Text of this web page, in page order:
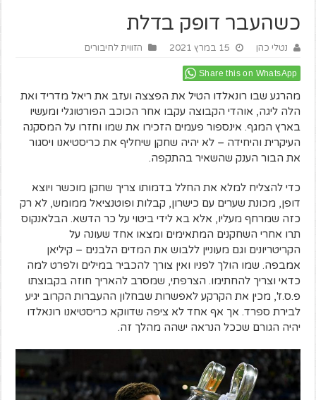
כשהעבר דופק בדלת
נטלי כהן 15 במרץ 2021 הזווית לחיבורים
Share this on WhatsApp
מהרגע שבו רונאלדו הטיל את הפצצה ועזב את ריאל מדריד ואת
הלה ליגה, אוהדי הקבוצה עקבו אחר הכוכב הפורטוגלי ומעשיו
בארץ המגף. אינספור פעמים הזכירו את שמו וחזרו על המסקנה
העיקרית והיחידה – לא יהיה שחקן שיחליף את כריסטיאנו ויסגור
את הבור הענק שהשאיר בהתקפה.
כדי להצליח למלא את החלל בדמותו צריך שחקן מוכשר ויוצא
דופן, מכונת שערים עם כישרון, קבלות ופוטנציאל ממומש, לא רק
כזה שמרחף מעליו, אלא בא לידי ביטוי על כר הדשא. הבלאנקוס
תרו אחרי השחקנים המתאימים ומצאו אחד שעונה על
הקריטריונים וגם מעוניין ללבוש את המדים הלבנים – קיליאן
אמבפה. שמו הולך לפניו ואין צורך להכביר במילים ולפרט למה
כדאי וצריך להחתימו. הצרפתי, שמסרב להאריך חוזה בקבוצתו
פ.ס.ז', מכין את הקרקע לאפשרות שבחלון ההעברות הקרוב יגיע
לבירת ספרד. אך אף אחד לא ציפה שדווקא כריסטיאנו רונאלדו
יהיה הגורם שככל הנראה ישהה מהלך זה.